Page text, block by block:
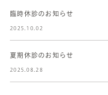
臨時休診のお知らせ
2025.10.02
夏期休診のお知らせ
2025.08.28